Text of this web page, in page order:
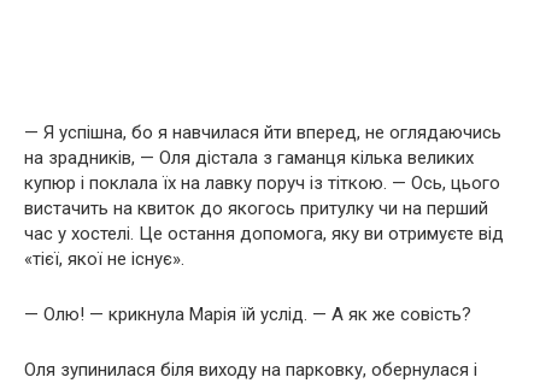
— Я успішна, бо я навчилася йти вперед, не оглядаючись
на зрадників, — Оля дістала з гаманця кілька великих
купюр і поклала їх на лавку поруч із тіткою. — Ось, цього
вистачить на квиток до якогось притулку чи на перший
час у хостелі. Це остання допомога, яку ви отримуєте від
«тієї, якої не існує».
— Олю! — крикнула Марія їй услід. — А як же совість?
Оля зупинилася біля виходу на парковку, обернулася і